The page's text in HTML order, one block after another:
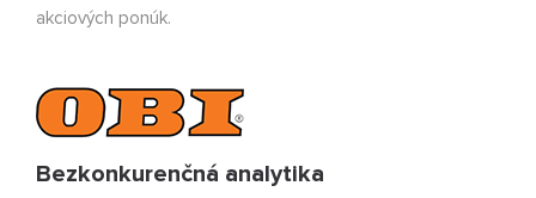
akciových ponúk.
Bezkonkurenčná analytika